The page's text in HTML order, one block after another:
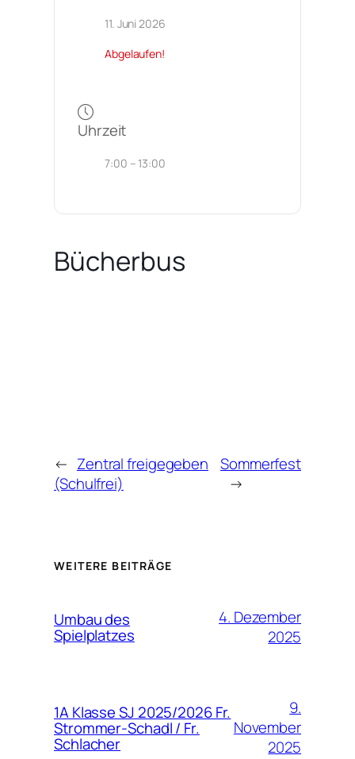
11. Juni 2026
Abgelaufen!
Uhrzeit
7:00 – 13:00
Bücherbus
← Zentral freigegeben
(Schulfrei)
Sommerfest
→
WEITERE BEITRÄGE
Umbau des
Spielplatzes
4. Dezember
2025
1A Klasse SJ 2025/2026 Fr.
Strommer-Schadl / Fr.
Schlacher
9.
November
2025